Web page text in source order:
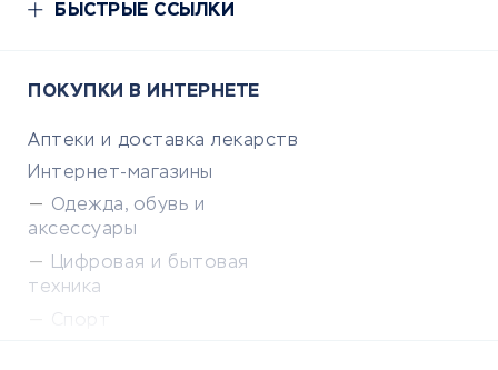
БЫСТРЫЕ ССЫЛКИ
ПОКУПКИ В ИНТЕРНЕТЕ
Аптеки и доставка лекарств
Интернет-магазины
Одежда, обувь и
аксессуары
Цифровая и бытовая
техника